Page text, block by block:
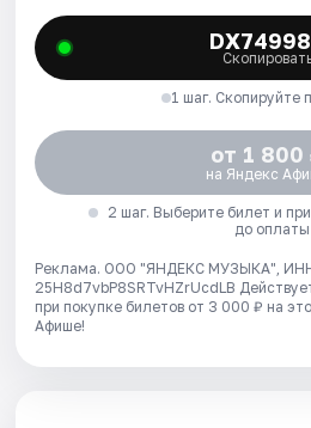
1 шаг. Скопируйте
от 1 800
на Яндекс
2 шаг. Выберите билет и
до оплаты
Реклама. ООО "ЯНДЕКС МУЗЫКА",
25H8d7vbP8SRTvHZrUcdLB
при покупке билетов от 3 000 ₽ на
Афише!